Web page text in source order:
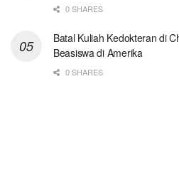
0 SHARES
Batal Kuliah Kedokteran di
Beasiswa di Amerika
0 SHARES